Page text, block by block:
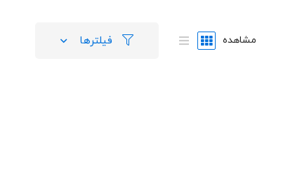
مشاهده فیلترها